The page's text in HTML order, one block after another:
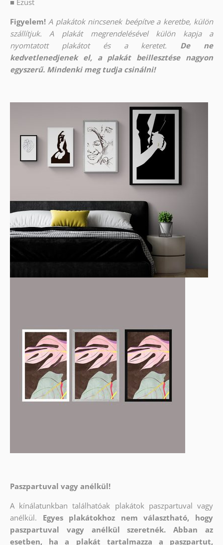
■ Ezüst
Figyelem! A plakátok nincsenek beépítve a keretbe, külön
szállítjuk. A plakát megrendelésével külön kapja a
nyomtatott plakátot és a keretet.
De ne
kedvetlenedjenek el, a plakát beillesztése nagyon
egyszerű. Mindenki meg tudja csinálni!
Paszpartuval vagy anélkül!
A kínálatunkban találhatóak plakátok paszpartuval vagy
anélkül.
Egyes plakátokhoz nem választható, hogy
paszpartuval vagy anélkül szeretnék. Abban az
esetben, ha a plakát tartalmazza a paszpartut,